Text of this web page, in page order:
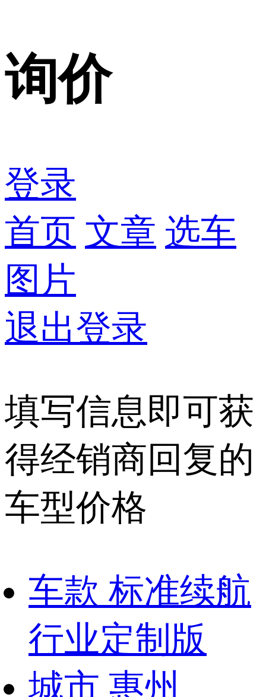
询价
登录
首页 文章 选车
图片
退出登录
填写信息即可获
得经销商回复的
车型价格
车款 标准续航
行业定制版
城市 惠州